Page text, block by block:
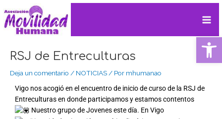
al
contenido
RSJ de Entreculturas
Deja un comentario / NOTICIAS / Por mhumanao
Vigo nos acogió en el encuentro de inicio de curso de la RSJ de
Entreculturas en donde participamos y estamos contentos
Nuestro grupo de Jovenes este día. En Vigo
Navegación
de
entradas